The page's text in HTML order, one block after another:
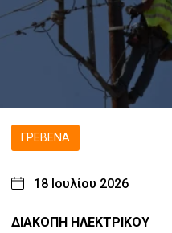
ΓΡΕΒΕΝΆ
18 Ιουλίου 2026
ΔΙΑΚΟΠΗ ΗΛΕΚΤΡΙΚΟΥ